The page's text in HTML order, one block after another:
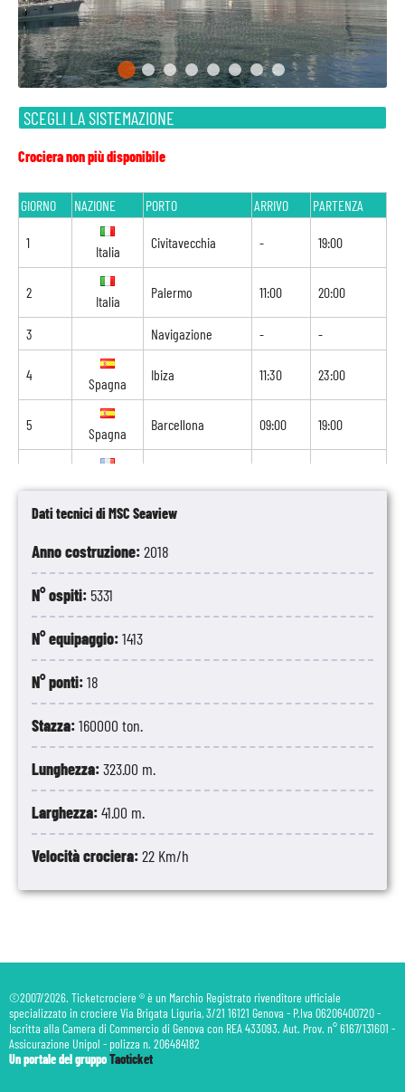
Dati tecnici di MSC Seaview
Anno costruzione:2018
N° ospiti: 5331
N° equipaggio:1413
N° ponti:18
Stazza:160000 ton.
Lunghezza:323.00 m.
Larghezza:41.00 m.
Velocità crociera:22 Km/h
SCEGLI LA SISTEMAZIONE
Crociera non più disponibile
GIORNO NAZIONE PORTO ARRIVO PARTENZA
1
Italia
Civitavecchia - 19:00
2
Italia
Palermo 11:00 20:00
3 Navigazione - -
4
Spagna
Ibiza 11:30 23:00
5
Spagna
Barcellona 09:00 19:00
Genova
8 Civitavecchia 08:00 -
©2007/2026. Ticketcrociere ® è un Marchio Registrato rivenditore ufficiale
specializzato in crociere Via Brigata Liguria, 3/21 16121 Genova - P.Iva 06206400720 -
Iscritta alla Camera di Commercio di Genova con REA 433093. Aut. Prov. n° 6167/131601 -
Assicurazione Unipol - polizza n. 206484182
Un portale del gruppoTaoticket